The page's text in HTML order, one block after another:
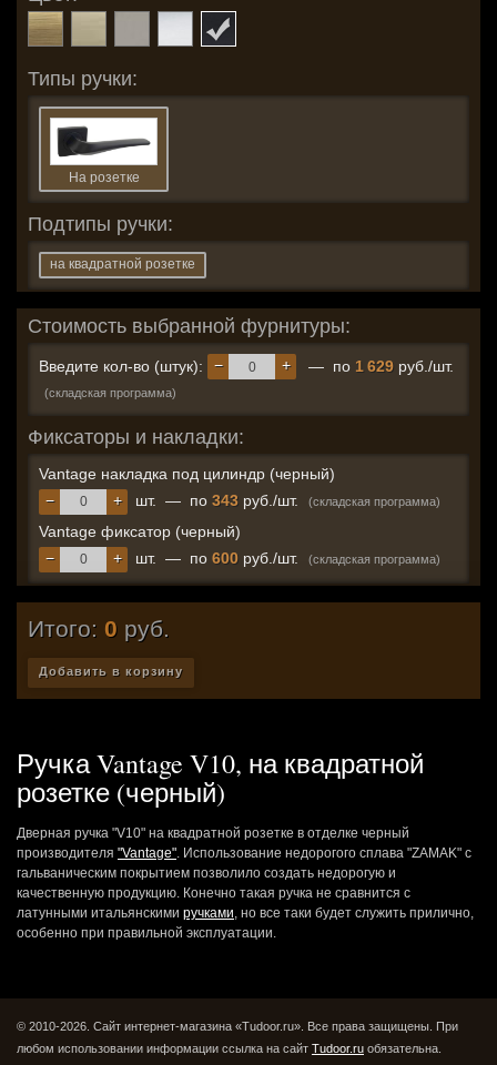
Типы ручки:
На розетке
Подтипы ручки:
на квадратной розетке
Стоимость выбранной фурнитуры:
Введите кол-во (штук): +
− — по 1 629 руб./шт.
(складская программа)
Фиксаторы и накладки:
Vantage накладка под цилиндр (черный)
+
− шт. — по 343 руб./шт. (складская программа)
Vantage фиксатор (черный)
+
− шт. — по 600 руб./шт. (складская программа)
Итого: 0 руб.
Добавить в корзину
Ручка Vantage V10, на квадратной
розетке (черный)
Дверная ручка "V10" на квадратной розетке в отделке черный
производителя "Vantage" . Использование недорогого сплава "ZAMAK" c
гальваническим покрытием позволило создать недорогую и
качественную продукцию. Конечно такая ручка не сравнится с
латунными итальянскими ручками , но все таки будет служить прилично,
особенно при правильной эксплуатации.
© 2010-2026. Сайт интернет-магазина «Tudoor.ru». Все права защищены. При
любом использовании информации ссылка на сайт Tudoor.ru обязательна.